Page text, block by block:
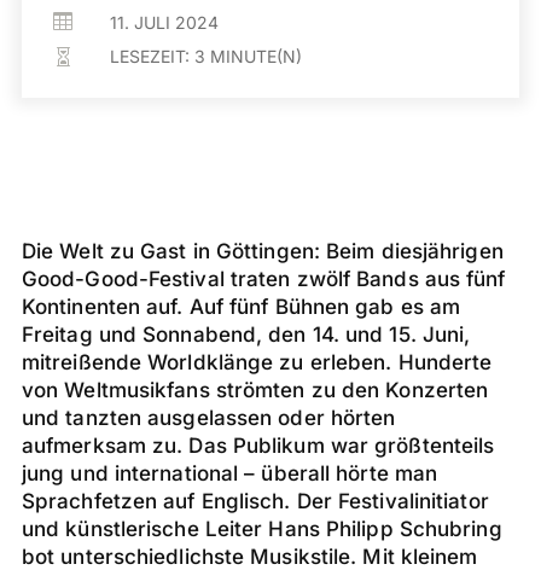
 11. JULI 2024
 LESEZEIT: 3 MINUTE(N)
Die Welt zu Gast in Göttingen: Beim diesjährigen
Good-Good-Festival traten zwölf Bands aus fünf
Kontinenten auf. Auf fünf Bühnen gab es am
Freitag und Sonnabend, den 14. und 15. Juni,
mitreißende Worldklänge zu erleben. Hunderte
von Weltmusikfans strömten zu den Konzerten
und tanzten ausgelassen oder hörten
aufmerksam zu. Das Publikum war größtenteils
jung und international – überall hörte man
Sprachfetzen auf Englisch. Der Festivalinitiator
und künstlerische Leiter Hans Philipp Schubring
bot unterschiedlichste Musikstile. Mit kleinem